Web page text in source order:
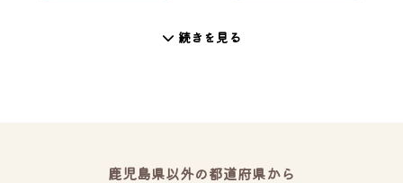
続きを見る
鹿児島県以外の都道府県から